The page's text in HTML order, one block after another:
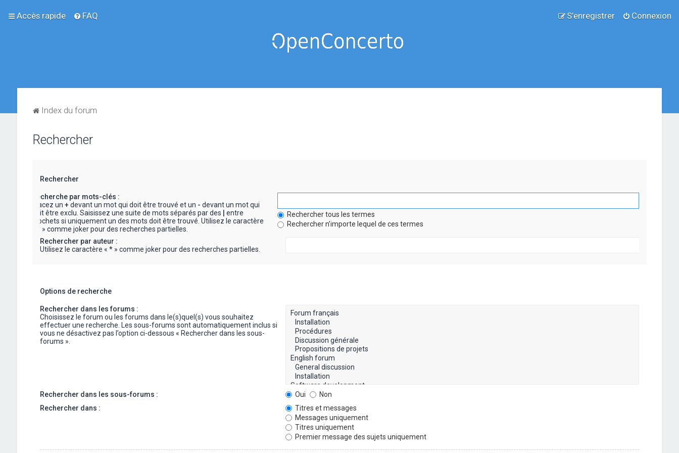
Accès rapide FAQ Connexion
S’enregistrer
Index du forum
Rechercher
Rechercher
Recherche par mots-clés :
Placez un + devant un mot qui doit être trouvé et un - devant un mot qui
doit être exclu. Saisissez une suite de mots séparés par des
entre
crochets si uniquement un des mots doit être trouvé. Utilisez le caractère
« * » comme joker pour des recherches partielles.
Rechercher tous les termes
Rechercher n’importe lequel de ces termes
Rechercher par auteur :
Utilisez le caractère « * » comme joker pour des recherches partielles.
Options de recherche
Rechercher dans les forums :
Choisissez le forum ou les forums dans le(s)quel(s) vous souhaitez
effectuer une recherche. Les sous-forums sont automatiquement inclus si
vous ne désactivez pas l’option ci-dessous « Rechercher dans les sous-
forums ».
Rechercher dans les sous-forums : Oui
Non
Rechercher dans :
Titres et messages
Messages uniquement
Titres uniquement
Premier message des sujets uniquement